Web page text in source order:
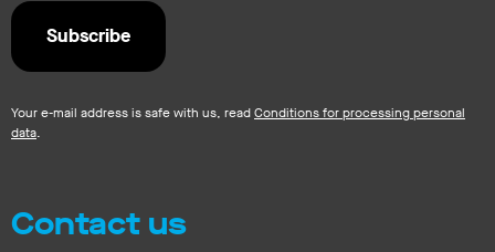
Your e-mail address is safe with us, readConditions for processing personal
data.
Contact us